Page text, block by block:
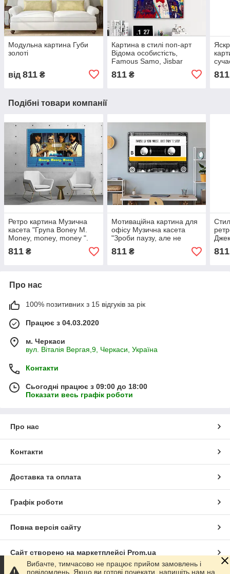
Модульна картина Губи
золоті
від 811 ₴
Картина в стилі поп-арт
Відома особистість,
Famous Samo, Jisbar
811₴ 811
Подібні товари компанії
Ретро картина Музична
касета "Група Boney M.
Money, money, money ".
811 ₴
Мотиваційна картина для
офісу Музична касета
"Зроби паузу, але не
зупиняйся". Преміум
якість!
811₴ 811
Про нас
100% позитивних з 15 відгуків за рік
Працює з 04.03.2020
м. Черкаси
вул. Віталія Вергая,9, Черкаси, Україна
Контакти
Сьогодні працює з 09:00 до 18:00
Показати весь графік роботи
Про нас
Контакти
Доставка та оплата
Графік роботи
Повна версія сайту
Сайт створено на маркетплейсі Prom.ua
Вибачте, тимчасово не працює прийом замовлень і
повідомлень. Якщо ви готові почекати, напишіть нам на